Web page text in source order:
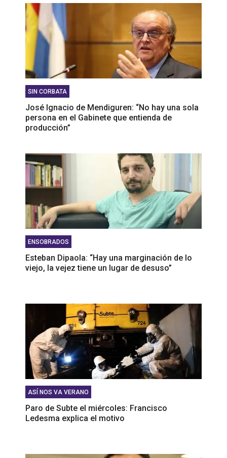
fase 1 es muy alto" Martín Rappallini
SIN CORBATA
José Ignacio de Mendiguren: “No hay una sola
persona en el Gabinete que entienda de
producción”
ENSOBRADOS
Esteban Dipaola: “Hay una marginación de lo
viejo, la vejez tiene un lugar de desuso”
ASÍ NOS VA VERANO
Paro de Subte el miércoles: Francisco
Ledesma explica el motivo